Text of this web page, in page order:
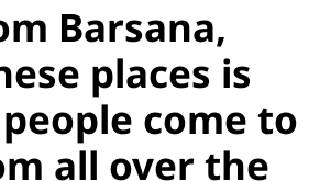
Barsana,
places is
come to
all over the